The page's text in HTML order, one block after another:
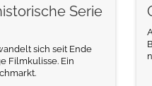
Serie
sich seit Ende
Filmkulisse. Ein